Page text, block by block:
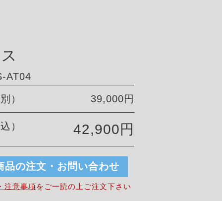
AT04
） 39,000円
） 42,900円
品の注文・お問い合わせ
注意事項を ご一読の上ご注文下さい